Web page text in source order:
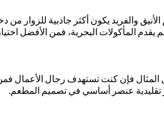
الأنيق والفريد يكون أكثر جاذبية
المأكولات البحرية، فمن الأفضل
فإن كنت تستهدف رجال الأعمال فمن
تقليدية عنصر أساسي في تصميم المطعم.